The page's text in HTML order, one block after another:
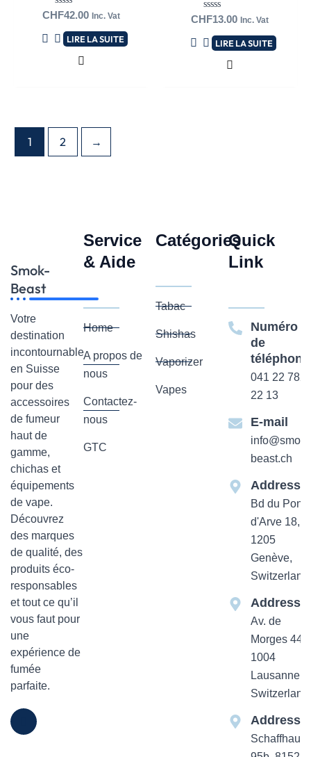
Note
sur
5
CHF42.00 Inc. Vat
LIRE LA SUITE
Note
sur
5
CHF13.00 Inc. Vat
LIRE LA SUITE
1 2 →
Smok-
Beast
Votre
destination
incontournable
en Suisse
pour des
accessoires
de fumeur
haut de
gamme,
chichas et
équipements
de vape.
Découvrez
des marques
de qualité, des
produits éco-
responsables
et tout ce qu’il
vous faut pour
une
expérience de
fumée
parfaite.
Service
& Aide
Home
A propos de
nous
Contactez-
nous
GTC
Catégories
Tabac
Shishas
Vaporizer
Vapes
Quick
Link
Numéro
de
téléphone
041 22 782
22 13
E-mail
info@smok-
beast.ch
Addresse
Bd du Pont-
d'Arve 18,
1205
Genève,
Switzerland
Addresse
Av. de
Morges 44
1004
Lausanne,
Switzerland
Addresse